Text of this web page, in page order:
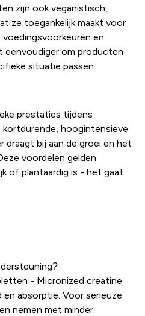
zijn ook veganistisch,
ze toegankelijk maakt voor
en
eenvoudiger om producten
situatie passen.
prestaties tijdens
kortdurende, hoogintensieve
draagt bij aan de groei en het
voordelen gelden
of plantaardig is - het gaat
- Micronized creatine
absorptie. Voor serieuze
nemen met minder.